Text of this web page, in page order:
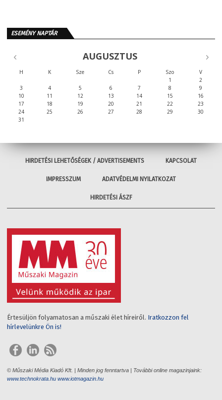
ESEMÉNY NAPTÁR
AUGUSZTUS
H K Sze Cs P Szo
V
1
2
3
4 5 6 7 8
9
10
11 12 13 14 15
16
17
18 19 20 21 22
23
24
25 26 27 28 29
30
31
HIRDETÉSI LEHETŐSÉGEK / ADVERTISEMENTS KAPCSOLAT
IMPRESSZUM ADATVÉDELMI NYILATKOZAT
HIRDETÉSI ÁSZF
Értesüljön folyamatosan a műszaki élet híreiről. Iratkozzon fel
hírlevelünkre Ön is!
© Műszaki Média Kiadó Kft. | Minden jog fenntartva | További online magazinjaink:
www.technokrata.hu www.iotmagazin.hu